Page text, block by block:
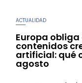
ACTUALIDAD
Europa
contenidos
artificial: qué
agosto